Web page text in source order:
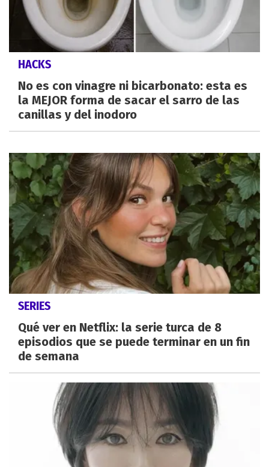
HACKS
No es con vinagre ni bicarbonato: esta es
la MEJOR forma de sacar el sarro de las
canillas y del inodoro
SERIES
Qué ver en Netflix: la serie turca de 8
episodios que se puede terminar en un fin
de semana